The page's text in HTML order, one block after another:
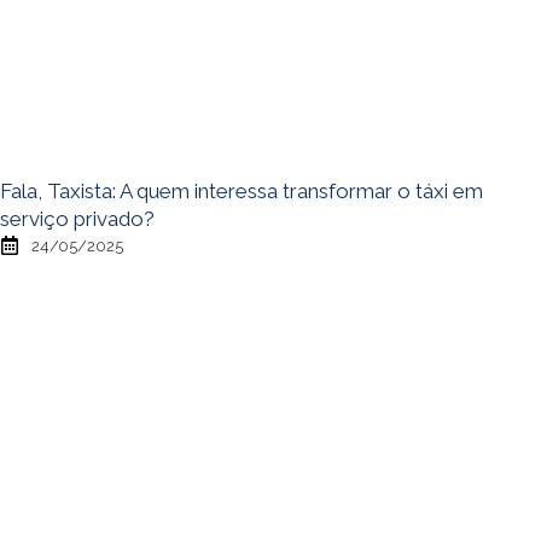
Fala, Taxista: A quem interessa transformar o táxi em
serviço privado?
24/05/2025